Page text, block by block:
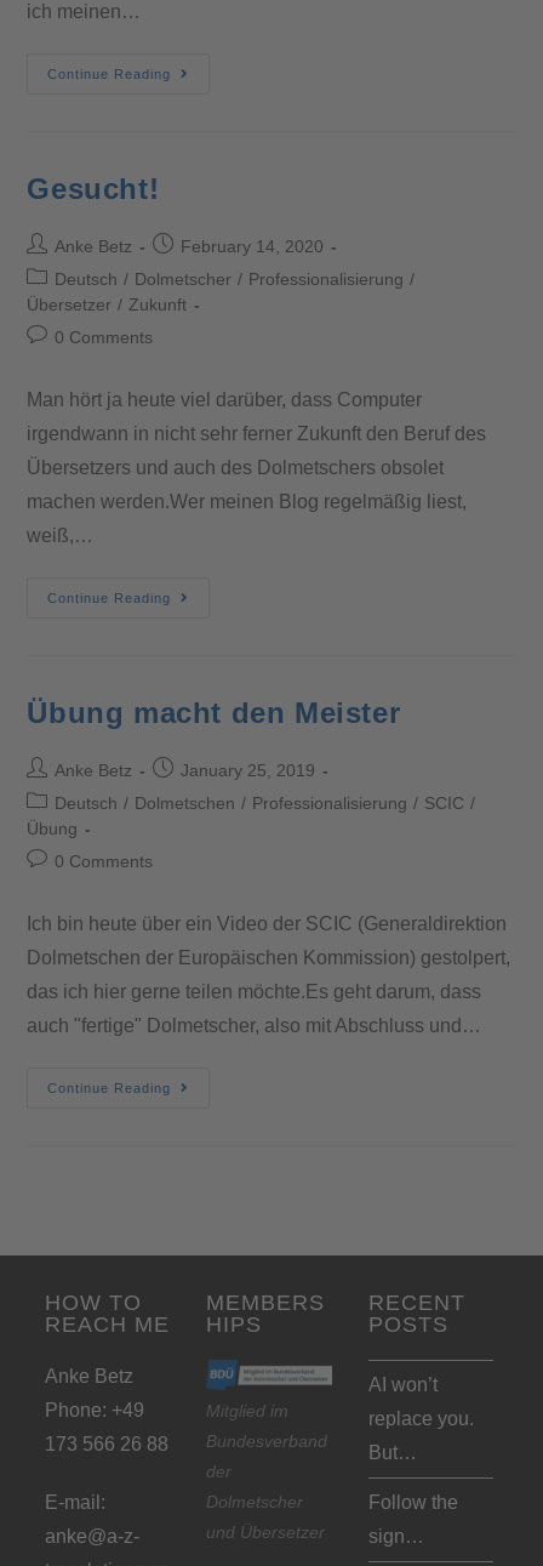
ich meinen…
Continue Reading
Gesucht!
Anke Betz
February 14, 2020
Deutsch / Dolmetscher / Professionalisierung /
Übersetzer / Zukunft
0 Comments
Man hört ja heute viel darüber, dass Computer
irgendwann in nicht sehr ferner Zukunft den Beruf des
Übersetzers und auch des Dolmetschers obsolet
machen werden.Wer meinen Blog regelmäßig liest,
weiß,…
Continue Reading
Übung macht den Meister
Anke Betz
January 25, 2019
Deutsch / Dolmetschen / Professionalisierung / SCIC /
Übung
0 Comments
Ich bin heute über ein Video der SCIC (Generaldirektion
Dolmetschen der Europäischen Kommission) gestolpert,
das ich hier gerne teilen möchte.Es geht darum, dass
auch "fertige" Dolmetscher, also mit Abschluss und…
Continue Reading
HOW TO
REACH ME
Anke Betz
Phone: +49
173 566 26 88
E-mail:
anke@a-z-
MEMBERS
HIPS
Mitglied im
Bundesverband
der
Dolmetscher
und Übersetzer
RECENT
POSTS
AI won’t
replace you.
But…
Follow the
sign…